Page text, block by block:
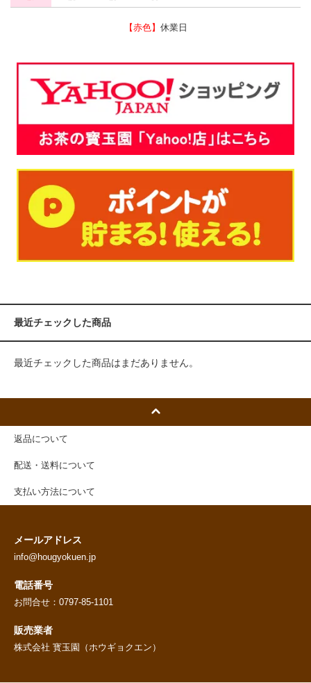
【赤色】 休業日
最近チェックした商品
最近チェックした商品はまだありません。
返品について
配送・送料について
支払い方法について
メールアドレス
info@hougyokuen.jp
電話番号
お問合せ：0797-85-1101
販売業者
株式会社 寳玉園（ホウギョクエン）